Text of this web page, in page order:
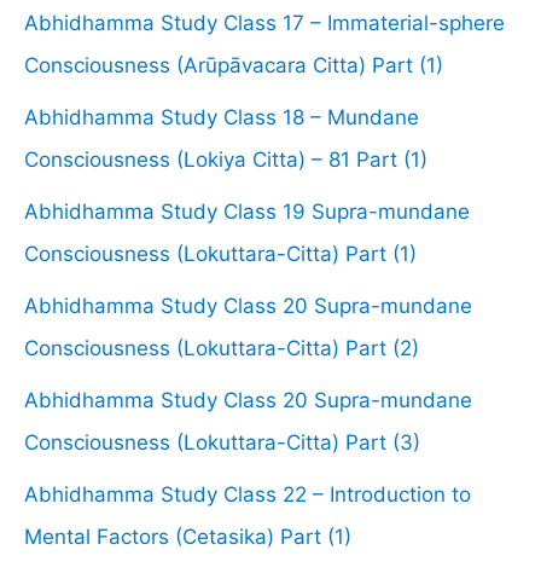
Abhidhamma Study Class 17 – Immaterial-sphere
Consciousness (Arūpāvacara Citta) Part (1)
Abhidhamma Study Class 18 – Mundane
Consciousness (Lokiya Citta) – 81 Part (1)
Abhidhamma Study Class 19 Supra-mundane
Consciousness (Lokuttara-Citta) Part (1)
Abhidhamma Study Class 20 Supra-mundane
Consciousness (Lokuttara-Citta) Part (2)
Abhidhamma Study Class 20 Supra-mundane
Consciousness (Lokuttara-Citta) Part (3)
Abhidhamma Study Class 22 – Introduction to
Mental Factors (Cetasika) Part (1)